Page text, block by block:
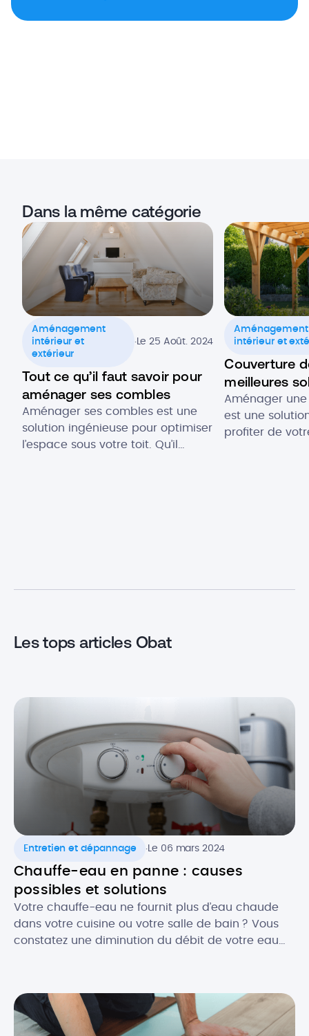
Dans la même catégorie
Aménagement
intérieur et
extérieur
.Le 25 Août. 2024
Tout ce qu’il faut savoir pour
aménager ses combles
Aménager ses combles est une
solution ingénieuse pour optimiser
l’espace sous votre toit. Qu’il
Aménagement
intérieur et
Couverture
meilleures
Aménager
est une
profiter de
Les tops articles Obat
Entretien et dépannage .Le 06 mars 2024
Chauffe-eau en panne : causes
possibles et solutions
Votre chauffe-eau ne fournit plus d’eau chaude
dans votre cuisine ou votre salle de bain ? Vous
constatez une diminution du débit de votre eau
de chauffe-eau n’arrive jamais au […]